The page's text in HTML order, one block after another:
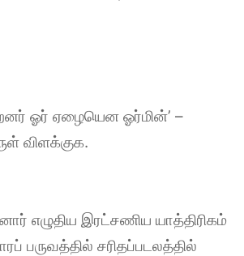
ஓர் ஏழையென ஓர்மின்’ –
விளக்குக.
எழுதிய இரட்சணிய யாத்திரிகம்
பருவத்தில் சரிதப்படலத்தில்